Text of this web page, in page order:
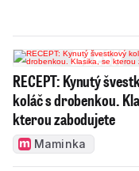
RECEPT: Kynutý
koláč s drobenkou.
kterou zabodujete
Maminka